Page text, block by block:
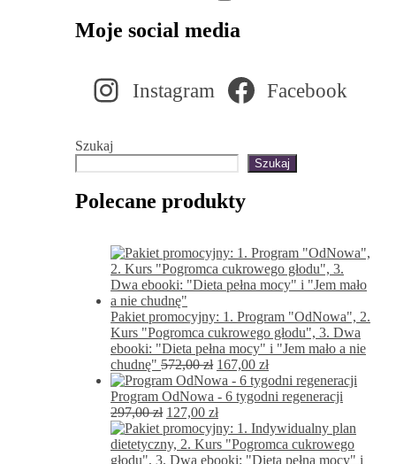
Moje social media
Instagram Facebook
Szukaj
Szukaj
Polecane produkty
Pakiet promocyjny: 1. Program "OdNowa", 2.
Kurs "Pogromca cukrowego głodu", 3. Dwa
ebooki: "Dieta pełna mocy" i "Jem mało a nie
chudnę" 572,00zł Pierwotna
cena
wynosiła:
572,00 zł.
167,00 złAktualna
cena
wynosi:
Program OdNowa - 6 tygodni regeneracji
297,00zł Pierwotna
cena
wynosiła:
297,00 zł.
127,00 złAktualna
cena
wynosi:
127,00 zł.